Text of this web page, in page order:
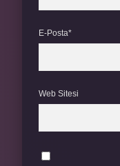
E-Posta*
Web Sitesi